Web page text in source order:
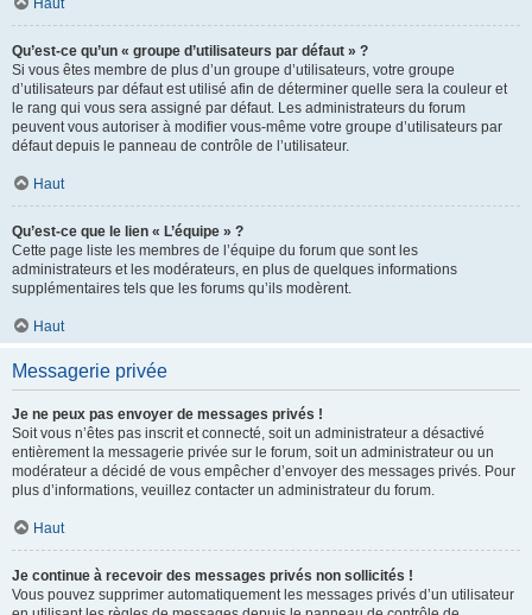
Haut
Qu’est-ce qu’un « groupe d’utilisateurs par défaut » ?
Si vous êtes membre de plus d’un groupe d’utilisateurs, votre groupe
d’utilisateurs par défaut est utilisé afin de déterminer quelle sera la couleur et
le rang qui vous sera assigné par défaut. Les administrateurs du forum
peuvent vous autoriser à modifier vous-même votre groupe d’utilisateurs par
défaut depuis le panneau de contrôle de l’utilisateur.
Haut
Qu’est-ce que le lien « L’équipe » ?
Cette page liste les membres de l’équipe du forum que sont les
administrateurs et les modérateurs, en plus de quelques informations
supplémentaires tels que les forums qu’ils modèrent.
Haut
Messagerie privée
Je ne peux pas envoyer de messages privés !
Soit vous n’êtes pas inscrit et connecté, soit un administrateur a désactivé
entièrement la messagerie privée sur le forum, soit un administrateur ou un
modérateur a décidé de vous empêcher d’envoyer des messages privés. Pour
plus d’informations, veuillez contacter un administrateur du forum.
Haut
Je continue à recevoir des messages privés non sollicités !
Vous pouvez supprimer automatiquement les messages privés d’un utilisateur